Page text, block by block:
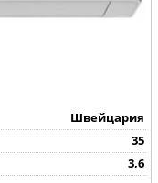
Швейцария
35
3,6